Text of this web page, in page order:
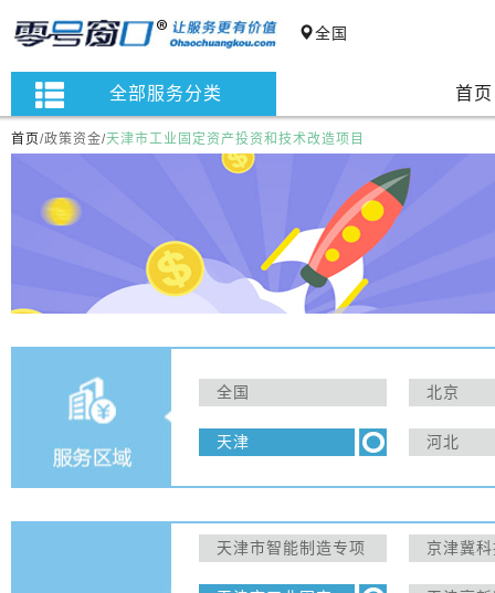
全国
全部服务分类 首页
首页/政策资金/天津市工业固定资产投资和技术改造项目
全国 北京
天津 河北
天津市智能制造专项
京津冀